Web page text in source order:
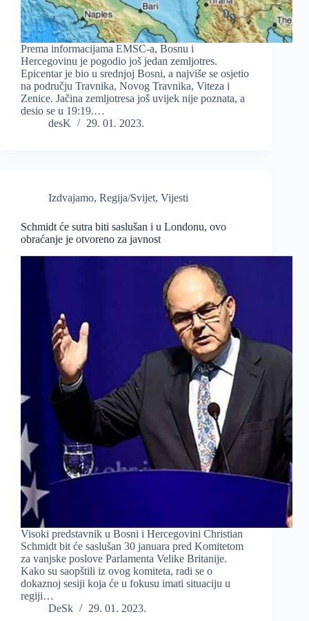
Prema informacijama EMSC-a, Bosnu i
Hercegovinu je pogodio još jedan zemljotres.
Epicentar je bio u srednjoj Bosni, a najviše se osjetio
na području Travnika, Novog Travnika, Viteza i
Zenice. Jačina zemljotresa još uvijek nije poznata, a
desio se u 19:19.…
desK
29. 01. 2023.
Izdvajamo, Regija/Svijet, Vijesti
Schmidt će sutra biti saslušan i u Londonu, ovo
obraćanje je otvoreno za javnost
Visoki predstavnik u Bosni i Hercegovini Christian
Schmidt bit će saslušan 30 januara pred Komitetom
za vanjske poslove Parlamenta Velike Britanije.
Kako su saopštili iz ovog komiteta, radi se o
dokaznoj sesiji koja će u fokusu imati situaciju u
regiji…
DeSk
29. 01. 2023.